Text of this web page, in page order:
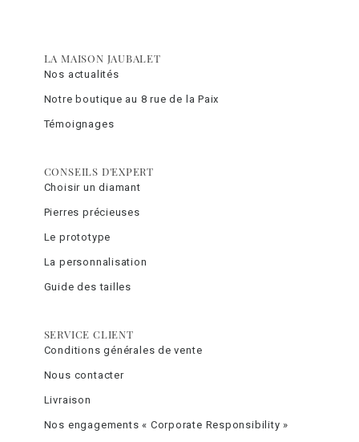
LA MAISON JAUBALET
Nos actualités
Notre boutique au 8 rue de la Paix
Témoignages
CONSEILS D'EXPERT
Choisir un diamant
Pierres précieuses
Le prototype
La personnalisation
Guide des tailles
SERVICE CLIENT
Conditions générales de vente
Nous contacter
Livraison
Nos engagements « Corporate Responsibility »